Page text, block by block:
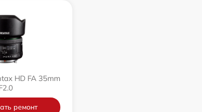
HD FA 35mm
ремонт